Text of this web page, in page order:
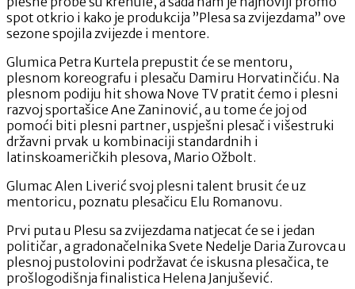
sezone
”Plesa
sa
zvijezdama”
spot otkrio i kako je produkcija ”Plesa sa zvijezdama” ove
sezone spojila zvijezde i mentore.
Glumica Petra Kurtela prepustit će se mentoru,
plesnom koreografu i plesaču Damiru Horvatinčiću. Na
plesnom podiju hit showa Nove TV pratit ćemo i plesni
razvoj sportašice Ane Zaninović, a u tome će joj od
pomoći biti plesni partner, uspješni plesač i višestruki
državni prvak u kombinaciji standardnih i
latinskoameričkih plesova, Mario Ožbolt.
Glumac Alen Liverić svoj plesni talent brusit će uz
mentoricu, poznatu plesačicu Elu Romanovu.
Prvi puta u Plesu sa zvijezdama natjecat će se i jedan
političar, a gradonačelnika Svete Nedelje Daria Zurovca u
plesnoj pustolovini podržavat će iskusna plesačica, te
prošlogodišnja finalistica Helena Janjušević.